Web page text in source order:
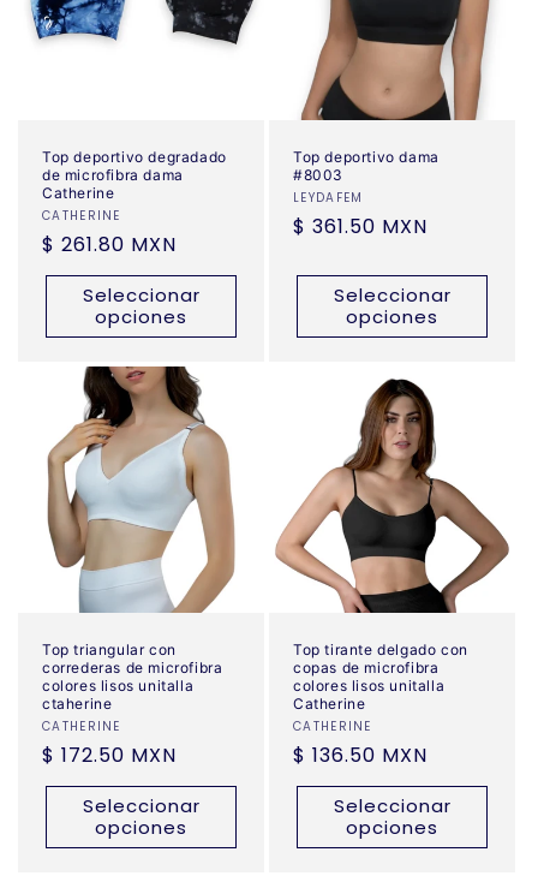
Top deportivo degradado
de microfibra dama
Catherine
Proveedor:
CATHERINE
Precio
habitual
$ 261.80 MXN
Seleccionar
opciones
Top deportivo dama
#8003
Proveedor:
LEYDAFEM
Precio
$ 361.50 MXN
Seleccionar
opciones
Top triangular con
correderas de microfibra
colores lisos unitalla
ctaherine
Proveedor:
CATHERINE
Precio
habitual
$ 172.50 MXN
Seleccionar
opciones
Top tirante delgado con
copas de microfibra
colores lisos unitalla
Catherine
Proveedor:
CATHERINE
Precio
habitual
$ 136.50 MXN
Seleccionar
opciones